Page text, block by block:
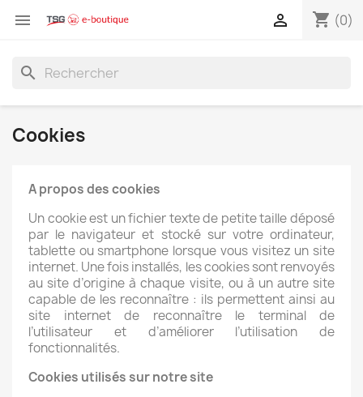
 shopping_cart (0)

search
Cookies
A propos des cookies
Un cookie est un fichier texte de petite taille déposé
par le navigateur et stocké sur votre ordinateur,
tablette ou smartphone lorsque vous visitez un site
internet. Une fois installés, les cookies sont renvoyés
au site d’origine à chaque visite, ou à un autre site
capable de les reconnaître : ils permettent ainsi au
site internet de reconnaître le terminal de
l’utilisateur et d’améliorer l’utilisation de
fonctionnalités.
Cookies utilisés sur notre site